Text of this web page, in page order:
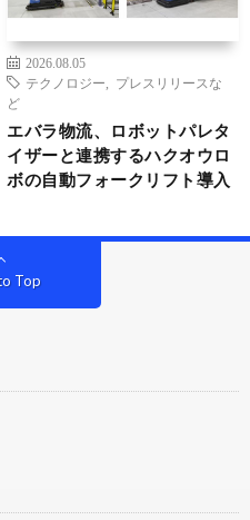
2026.08.05
テクノロジー
プレスリリースな
ど
エバラ物流、ロボットパレタ
イザーと連携するハクオウロ
ボの自動フォークリフト導入
Top